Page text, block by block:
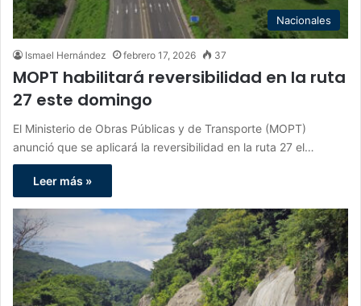
Nacionales
Ismael Hernández febrero 17, 2026 37
MOPT habilitará reversibilidad en la ruta
27 este domingo
El Ministerio de Obras Públicas y de Transporte (MOPT)
anunció que se aplicará la reversibilidad en la ruta 27 el…
Leer más »